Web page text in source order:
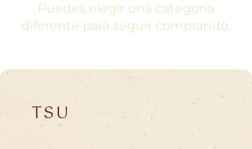
Puedes elegir una categoría
diferente para seguir comprando.
TSU